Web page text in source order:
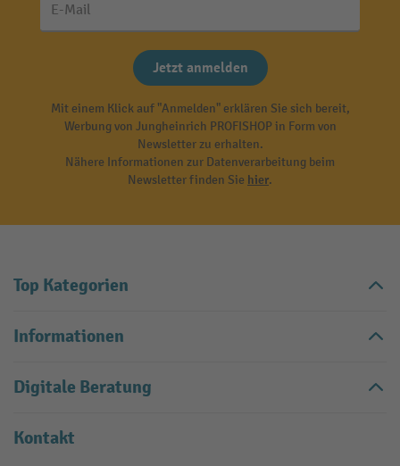
E-Mail
Jetzt anmelden
Mit einem Klick auf "Anmelden" erklären Sie sich bereit,
Werbung von Jungheinrich PROFISHOP in Form von
Newsletter zu erhalten.
Nähere Informationen zur Datenverarbeitung beim
Newsletter finden Sie hier.
Top Kategorien
Informationen
Digitale Beratung
Kontakt